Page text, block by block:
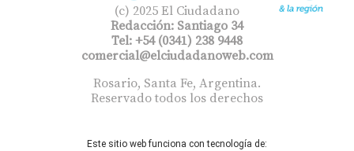
(c) 2025 El Ciudadano
Redacción: Santiago 34
Tel: +54 (0341) 238 9448
comercial@elciudadanoweb.com​
Rosario, Santa Fe, Argentina.
Reservado todos los derechos
Este sitio web funciona con tecnología de: